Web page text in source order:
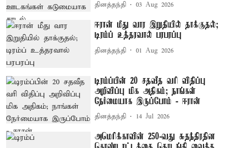
தினத்தந்தி 03 Aug 2026
ஈரான் மீது வார இறுதியில் தாக்குதல்;
டிரம்ப் உத்தரவால் பரபரப்பு
தினத்தந்தி 01 Aug 2026
டிரம்ப்பின் 20 சதவீத வரி விதிப்பு
அறிவிப்பு மிக அதிகம்; நாங்கள்
நேர்மையாக இருப்போம் - ஈரான்
தினத்தந்தி 14 Jul 2026
அமெரிக்காவின் 250-வது சுதந்திரதின